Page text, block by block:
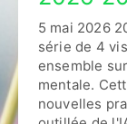
5 mai 2026
série de 4
ensemble
mentale.
nouvelles